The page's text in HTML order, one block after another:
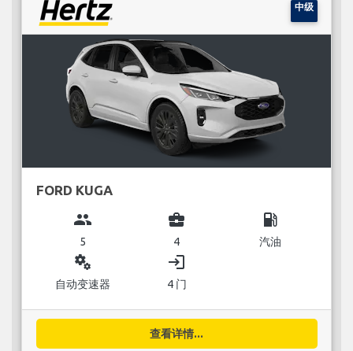
中级
FORD KUGA
group
5
business_center
4
local_gas_station
汽油
miscellaneous_services
自动变速器
login
4 门
查看详情...